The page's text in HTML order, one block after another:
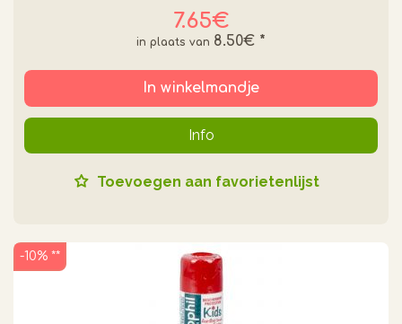
7.65€
8.50€ *
In winkelmandje
Info
Toevoegen aan favorietenlijst
-10% **